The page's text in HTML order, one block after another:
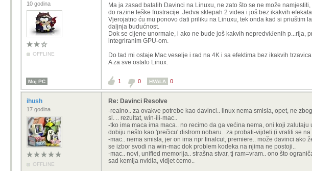
10 godina
OFFLINE
Ma ja zasad batalih Davinci na Linuxu, ne zato što se ne može
do razine teške frustracije. Jedva sklepah 2 videa i još bez ikakvih
Vjerojatno ću mu ponovo dati priliku na Linuxu, tek onda kad si priuštim
daljnja budućnost.
Dok se cijene unormale, i ako ne bude još kakvih nepredviđenih p...rija,
integriranim GPU-om.
Do tad mi ostaje Mac veselje i rad na 4K i sa efektima bez ikakvih
A za sve ostalo Linux.
Moj PC 1 0 HVALA 0
ihush
17 godina
OFFLINE
Re: Davinci Resolve
-realno.. za ovakve potrebe kao davinci.. linux nema smisla, opet, ne
sl. .. rezultat, win-ili-mac..
-tko ima maca ima maca.. no recimo da ga većina nema, oni koji
dobiju nešto kao 'prečicu' distrom nobaru.. za probati-vijdeti (i vratiti se na
-mac.. nema smisla, jer on ima npr finalcut, premiere.. može davinci ako
se izbor svodi na win-mac dok problem kodeka na njima ne postoji..
-mac.. novi, unified memorija.. strašna stvar, tj ram=vram.. ono što
sad kemija nvidia, vidjet ćemo..